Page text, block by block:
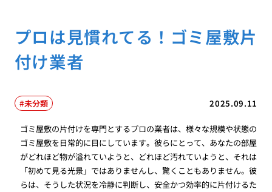
プロは見慣れてる！ゴミ屋敷片
付け業者
2025.09.11
未分類
ゴミ屋敷の片付けを専門とするプロの業者は、様々な規模や状態の
ゴミ屋敷を日常的に目にしています。彼らにとって、あなたの部屋
がどれほど物が溢れていようと、どれほど汚れていようと、それは
「初めて見る光景」ではありませんし、驚くこともありません。彼
らは、そうした状況を冷静に判断し、安全かつ効率的に片付けるた